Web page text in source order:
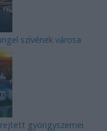
szívének városa
gyöngyszemei